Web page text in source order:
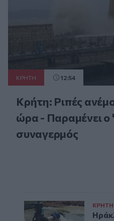
ΚΡΗΤΗ 12:54
Κρήτη: Ριπές
ώρα - Παραμένει ο
συναγερμός
ΚΡΗΤΗ